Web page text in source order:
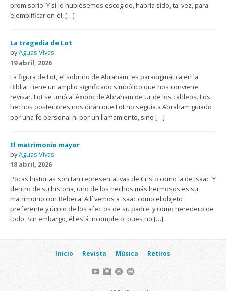
promisorio. Y si lo hubiésemos escogido, habría sido, tal vez, para
ejemplificar en él, […]
La tragedia de Lot
byAguas Vivas
19 abril, 2026
La figura de Lot, el sobrino de Abraham, es paradigmática en la
Biblia. Tiene un amplio significado simbólico que nos conviene
revisar. Lot se unió al éxodo de Abraham de Ur de los caldeos. Los
hechos posteriores nos dirán que Lot no seguía a Abraham guiado
por una fe personal ni por un llamamiento, sino […]
El matrimonio mayor
byAguas Vivas
18 abril, 2026
Pocas historias son tan representativas de Cristo como la de Isaac. Y
dentro de su historia, uno de los hechos más hermosos es su
matrimonio con Rebeca. Allí vemos a Isaac como el objeto
preferente y único de los afectos de su padre, y como heredero de
todo. Sin embargo, él está incompleto, pues no […]
Inicio Revista Música Retiros